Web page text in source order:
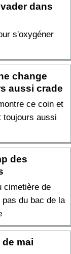
dans
s'oxygéner
change
aussi crade
ce coin et
toujours aussi
des
cimetière de
du bac de la
mai